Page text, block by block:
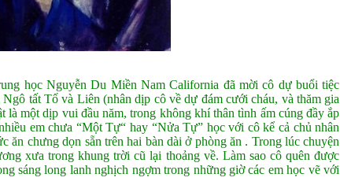
học Nguyễn Du Miền Nam California đã mời cô dự buổi tiệc
tất Tố và Liên (nhân dịp cô về dự đám cưới cháu, và thăm gia
là một dịp vui đầu năm, trong không khí thân tình ấm cúng đầy ắp
em chưa “Một Tự“ hay “Nửa Tự” học với cô kể cả chủ nhân
ăn chưng dọn sẵn trên hai bàn dài ở phòng ăn . Trong lúc chuyện
xưa trong khung trời cũ lại thoảng về. Làm sao cô quên được
sáng long lanh nghịch ngợm trong những giờ các em học vẽ với